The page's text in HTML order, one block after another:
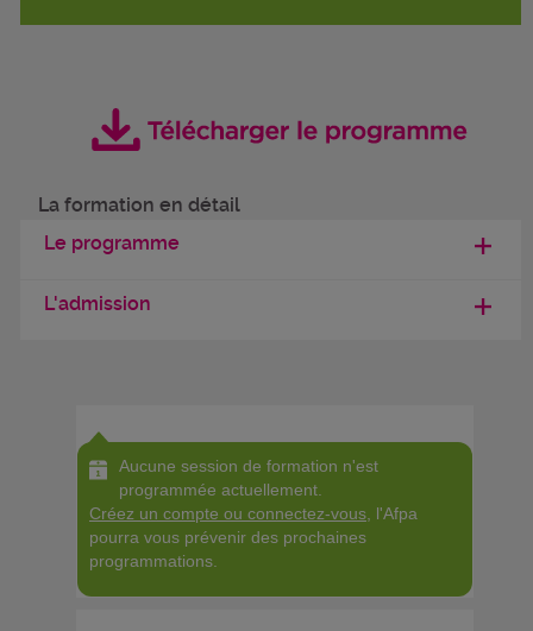
La formation en détail
Le programme
L'admission
Aucune session de formation n'est
programmée actuellement.
Créez un compte ou connectez-vous , l'Afpa
pourra vous prévenir des prochaines
programmations.